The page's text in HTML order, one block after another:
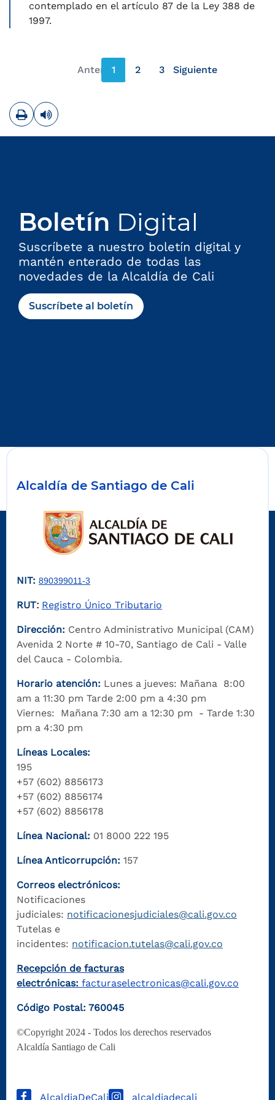
contemplado en el artículo 87 de la Ley 388 de
1997.
Anterior
1 2 3 Siguiente
ImprimirLeer contenido
Boletín Digital
Suscríbete a nuestro boletín digital y
mantén enterado de todas las
novedades de la Alcaldía de Cali
Suscríbete al boletín
Alcaldía de Santiago de Cali
NIT: 890399011-3
RUT: Registro Único Tributario
Dirección: Centro Administrativo Municipal (CAM)
Avenida 2 Norte # 10-70, Santiago de Cali - Valle
del Cauca - Colombia.
Horario atención: Lunes a jueves: Mañana 8:00
am a 11:30 pm Tarde 2:00 pm a 4:30 pm
Viernes: Mañana 7:30 am a 12:30 pm - Tarde 1:30
pm a 4:30 pm
Líneas Locales:
195
+57 (602) 8856173
+57 (602) 8856174
+57 (602) 8856178
Línea Nacional: 01 8000 222 195
Línea Anticorrupción: 157
Correos electrónicos:
Notificaciones
judiciales: notificacionesjudiciales@cali.gov.co
Tutelas e
incidentes: notificacion.tutelas@cali.gov.co
Recepción de facturas
electrónicas: facturaselectronicas@cali.gov.co
Código Postal: 760045
©Copyright 2024 - Todos los derechos reservados
Alcaldía Santiago de Cali
AlcaldiaDeCali alcaldiadecali